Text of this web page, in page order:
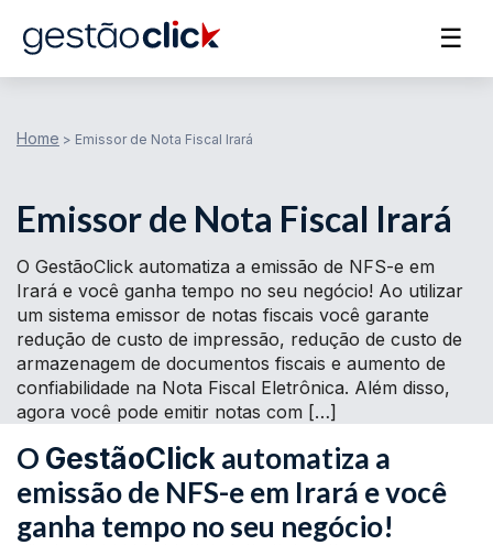
☰
Home > Emissor de Nota Fiscal Irará
Emissor de Nota Fiscal Irará
O GestãoClick automatiza a emissão de NFS-e em
Irará e você ganha tempo no seu negócio! Ao utilizar
um sistema emissor de notas fiscais você garante
redução de custo de impressão, redução de custo de
armazenagem de documentos fiscais e aumento de
confiabilidade na Nota Fiscal Eletrônica. Além disso,
agora você pode emitir notas com […]
O GestãoClick automatiza a
emissão de NFS-e em Irará e você
ganha tempo no seu negócio!